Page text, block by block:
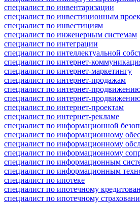
специалист по инвентаризации
специалист по инвестиционным
специалист по инвестициям
специалист по инженерным системам
специалист по интеграции
специалист по интеллектуальной
специалист по интернет-
специалист по интернет-маркетингу
специалист по интернет-продажам
специалист по интернет-
специалист по интернет-
специалист по интернет-проектам
специалист по интернет-рекламе
специалист по информационной
специалист по информационному
специалист по информационному
специалист по информационному
специалист по информационным
специалист по информационным
специалист по ипотеке
специалист по ипотечному
специалист по ипотечному